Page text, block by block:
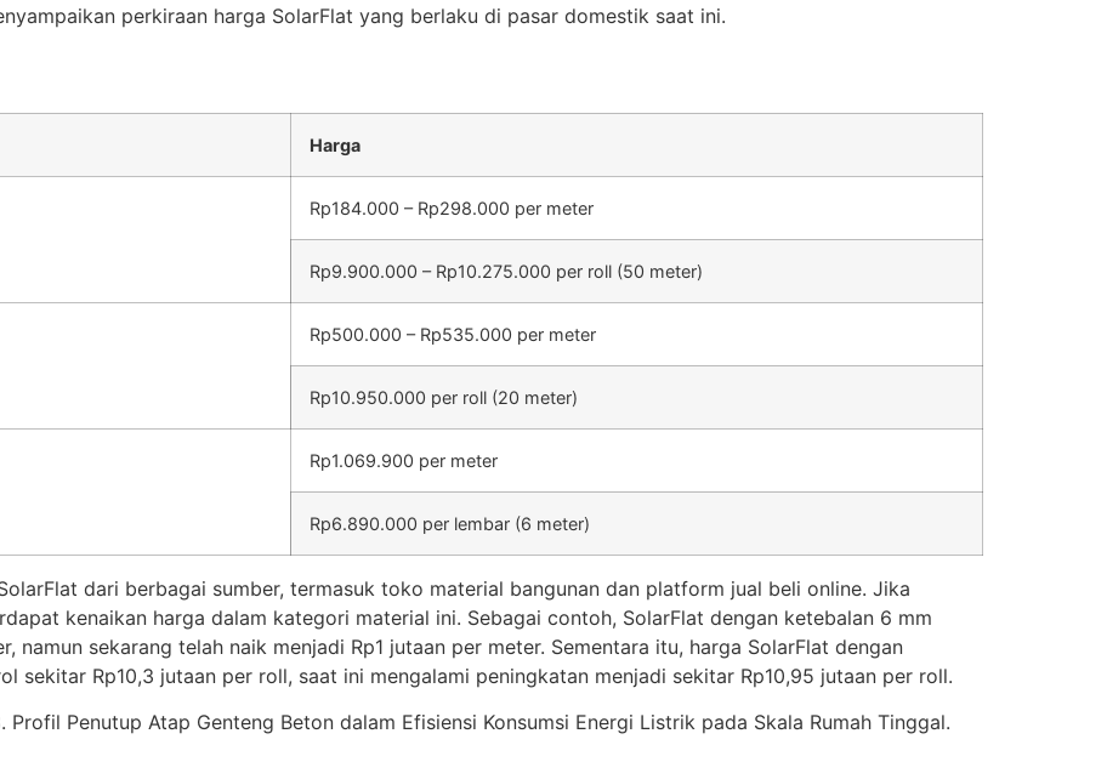
perkiraan harga SolarFlat yang berlaku di pasar domestik saat ini.
Harga
Rp184.000 – Rp298.000 per meter
Rp9.900.000 – Rp10.275.000 per roll (50 meter)
Rp500.000 – Rp535.000 per meter
Rp10.950.000 per roll (20 meter)
Rp1.069.900 per meter
Rp6.890.000 per lembar (6 meter)
dari berbagai sumber, termasuk toko material bangunan dan platform jual beli online. Jika
kenaikan harga dalam kategori material ini. Sebagai contoh, SolarFlat dengan ketebalan 6 mm
namun sekarang telah naik menjadi Rp1 jutaan per meter. Sementara itu, harga SolarFlat dengan
sekitar Rp10,3 jutaan per roll, saat ini mengalami peningkatan menjadi sekitar Rp10,95 jutaan per roll.
Penutup Atap Genteng Beton dalam Efisiensi Konsumsi Energi Listrik pada Skala Rumah Tinggal.